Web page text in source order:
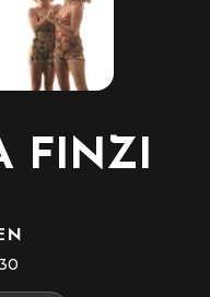
FINZI